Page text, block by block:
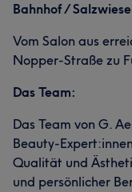
Bahnhof /
Vom Salon aus
Nopper-Straße zu
Das Team:
Das Team von G.
Beauty-
Qualität und
und persönlicher